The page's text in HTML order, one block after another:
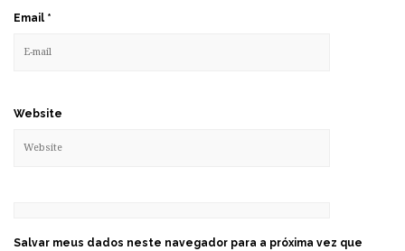
Email *
Website
Salvar meus dados neste navegador para a próxima vez que